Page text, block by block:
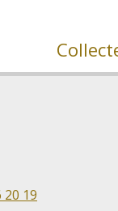
20 19